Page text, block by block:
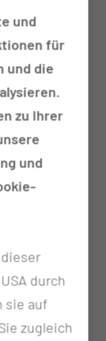
im Carl-
von Jens-
von
An die CTK-
die
ein
2700
der
Euro für
und
für
und die
zu Ihrer
und
durch
sie auf
zugleich